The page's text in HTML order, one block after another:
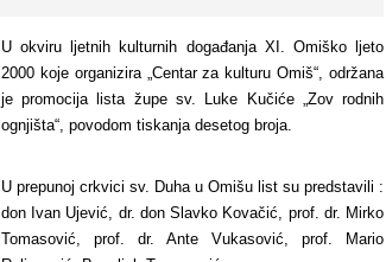
U okviru ljetnih kulturnih događanja XI. Omiško ljeto
2000 koje organizira „Centar za kulturu Omiš“, održana
je promocija lista župe sv. Luke Kučiće „Zov rodnih
ognjišta“, povodom tiskanja desetog broja.
U prepunoj crkvici sv. Duha u Omišu list su predstavili :
don Ivan Ujević, dr. don Slavko Kovačić, prof. dr. Mirko
Tomasović, prof. dr. Ante Vukasović, prof. Mario